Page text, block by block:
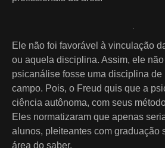
Ele não foi favorável à vinculação
ou aquela disciplina. Assim, ele
psicanálise fosse uma disciplina de
campo. Pois, o Freud quis que a
ciência autônoma, com seus
Eles normatizaram que apenas
alunos, pleiteantes com graduação
área do saber.